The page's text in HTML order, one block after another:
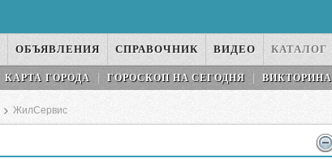
ОБЪЯВЛЕНИЯ СПРАВОЧНИК ВИДЕО КАТАЛОГ
КАРТА ГОРОДА ГОРОСКОП НA СEГОДНЯ ВИКТОРИНА
> ЖилСервис